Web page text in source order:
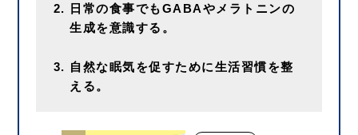
日常の食事でもGABAやメラトニンの
生成を意識する。
自然な眠気を促すために生活習慣を整
える。